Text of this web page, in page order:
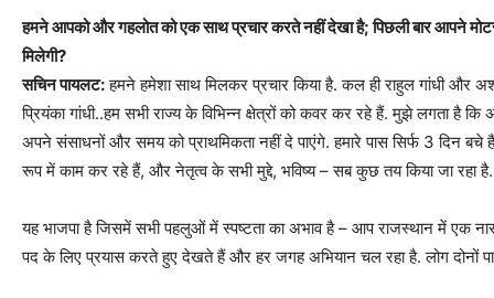
हमने आपको और गहलोत को एक साथ प्रचार करते नहीं देखा है; पिछली बार आपने
मिलेगी?
सचिन पायलट:हमने हमेशा साथ मिलकर प्रचार किया है. कल ही राहुल गांधी और
प्रियंका गांधी..हम सभी राज्य के विभिन्न क्षेत्रों को कवर कर रहे हैं. मुझे लगता है
अपने संसाधनों और समय को प्राथमिकता नहीं दे पाएंगे. हमारे पास सिर्फ 3 दिन
रूप में काम कर रहे हैं, और नेतृत्व के सभी मुद्दे, भविष्य – सब कुछ तय किया जा रहा है.
यह भाजपा है जिसमें सभी पहलुओं में स्पष्टता का अभाव है – आप राजस्थान में एक
पद के लिए प्रयास करते हुए देखते हैं और हर जगह अभियान चल रहा है. लोग दोनों